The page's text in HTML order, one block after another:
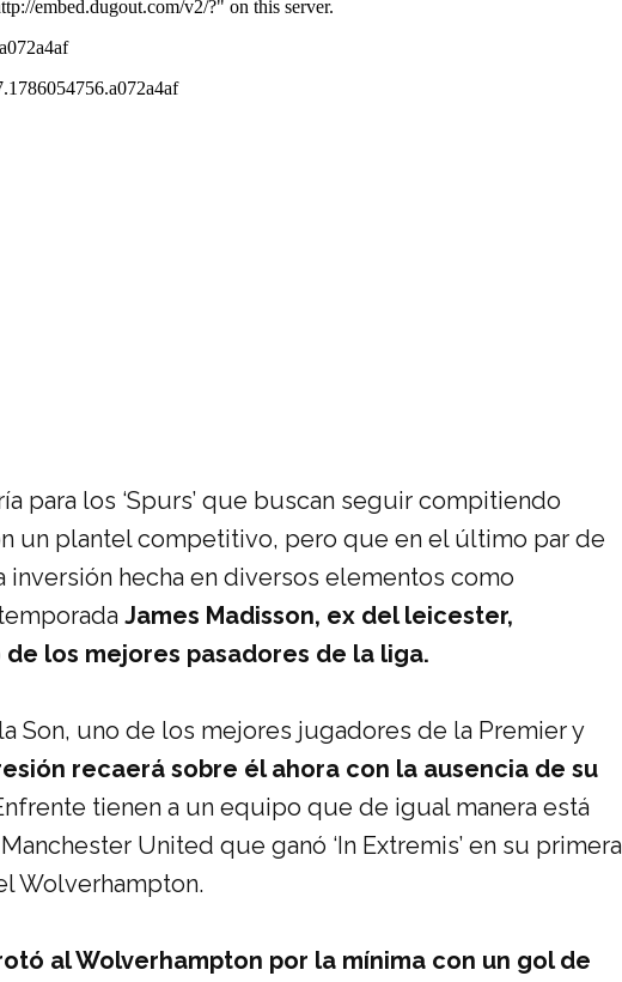
para los ‘Spurs’ que buscan seguir compitiendo
un plantel competitivo, pero que en el último par de
inversión hecha en diversos elementos como
James Madisson, ex del leicester,
los mejores pasadores de la liga.
Son, uno de los mejores jugadores de la Premier y
recaerá sobre él ahora con la ausencia de su
tienen a un equipo que de igual manera está
United que ganó ‘In Extremis’ en su primera
Wolverhampton.
al Wolverhampton por la mínima con un gol de